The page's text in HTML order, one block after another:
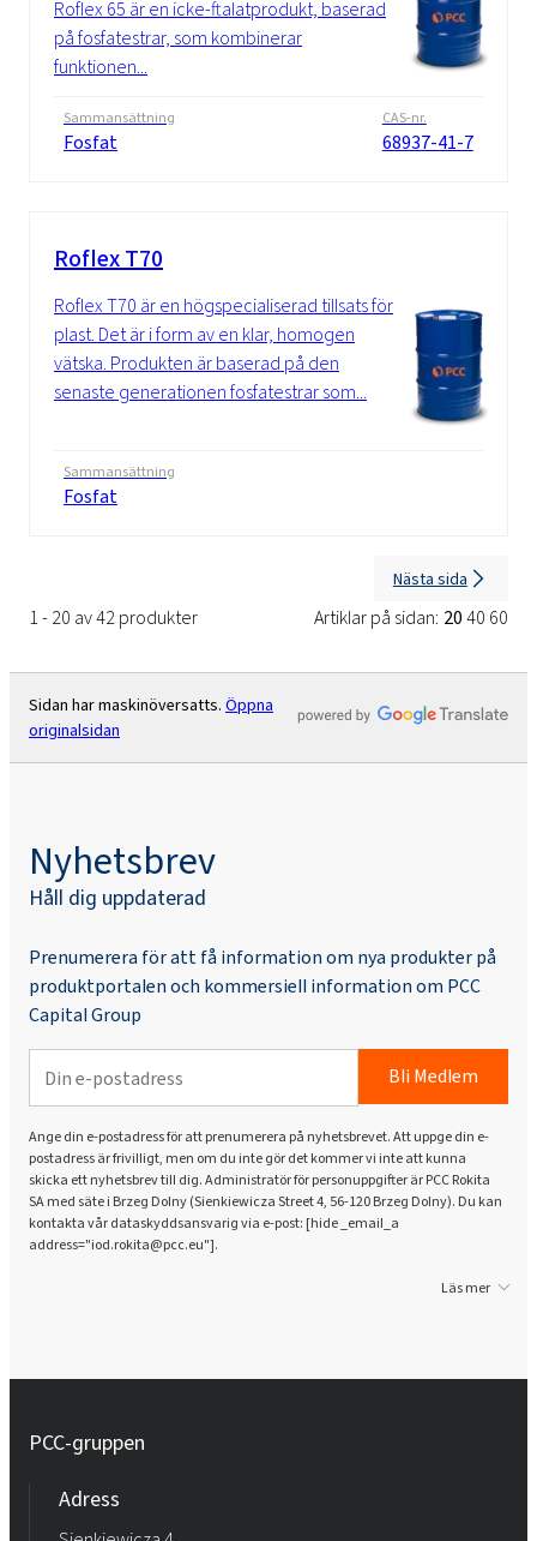
Roflex 65 är en icke-ftalatprodukt, baserad
på fosfatestrar, som kombinerar
funktionen...
Sammansättning
Fosfat
CAS-nr.
68937-41-7
Roflex T70
Roflex T70 är en högspecialiserad tillsats för
plast. Det är i form av en klar, homogen
vätska. Produkten är baserad på den
senaste generationen fosfatestrar som...
Sammansättning
Fosfat
1 - 20 av 42 produkter Artiklar på sidan: 2040 60
Nästa sida
Sidan har maskinöversatts. Öppna
originalsidan
Nyhetsbrev
Håll dig uppdaterad
Prenumerera för att få information om nya produkter på
produktportalen och kommersiell information om PCC
Capital Group
Bli Medlem
Ange din e-postadress för att prenumerera på nyhetsbrevet. Att uppge din e-
postadress är frivilligt, men om du inte gör det kommer vi inte att kunna
skicka ett nyhetsbrev till dig. Administratör för personuppgifter är PCC Rokita
SA med säte i Brzeg Dolny (Sienkiewicza Street 4, 56-120 Brzeg Dolny). Du kan
kontakta vår dataskyddsansvarig via e-post: [hide _email_a
address="iod.rokita@pcc.eu"].
Läs mer
PCC-gruppen
Adress